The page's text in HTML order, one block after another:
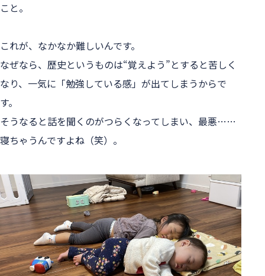
こと。
これが、なかなか難しいんです。
なぜなら、歴史というものは“覚えよう”とすると苦しく
なり、一気に「勉強している感」が出てしまうからで
す。
そうなると話を聞くのがつらくなってしまい、最悪……
寝ちゃうんですよね（笑）。